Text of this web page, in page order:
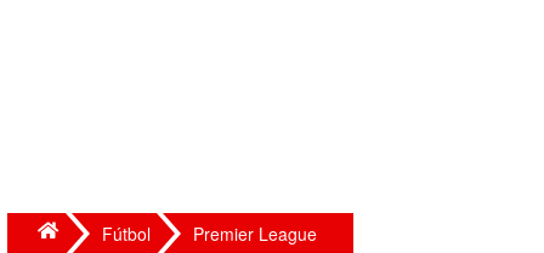
Fútbol Premier League